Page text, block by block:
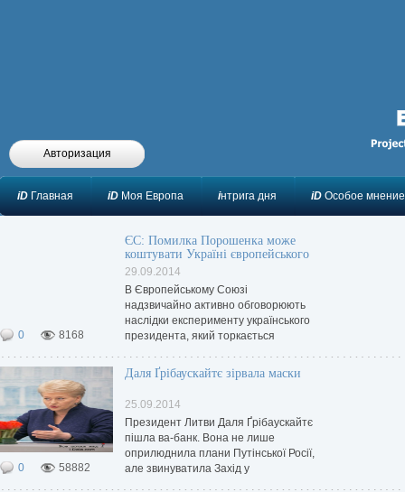
Авторизация
iD Главная iD Моя Европа iнтрига дня iD Особое мнение
0 8168
ЄС: Помилка Порошенка може
коштувати Україні європейського
майбутнього
29.09.2014
В Європейському Союзі
надзвичайно активно обговорюють
наслідки експерименту українського
президента, який торкається
квазіавтономії.
0 58882
Даля Ґрібаускайтє зірвала маски
25.09.2014
Президент Литви Даля Ґрібаускайтє
пішла ва-банк. Вона не лише
оприлюднила плани Путінської Росії,
але звинуватила Захід у